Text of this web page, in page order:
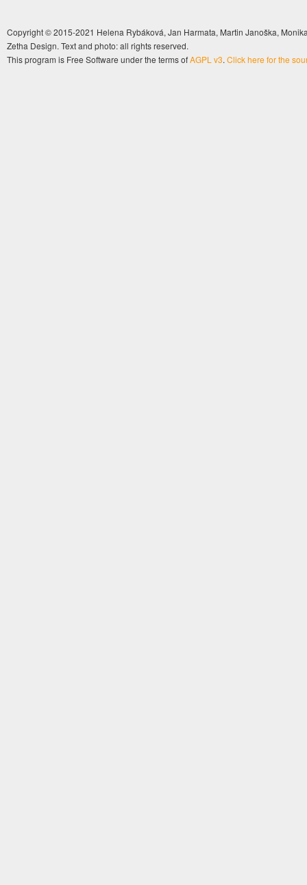
Copyright © 2015-2021 Helena Rybáková, Jan Harmata, Martin Janoška,
Zetha Design. Text and photo: all rights reserved.
This program is Free Software under the terms ofAGPL v3. Click here for the